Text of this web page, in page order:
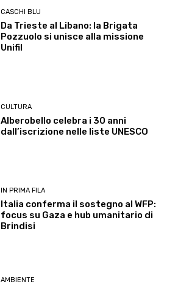
CASCHI BLU
Da Trieste al Libano: la Brigata
Pozzuolo si unisce alla missione
Unifil
CULTURA
Alberobello celebra i 30 anni
dall’iscrizione nelle liste UNESCO
IN PRIMA FILA
Italia conferma il sostegno al WFP:
focus su Gaza e hub umanitario di
Brindisi
AMBIENTE